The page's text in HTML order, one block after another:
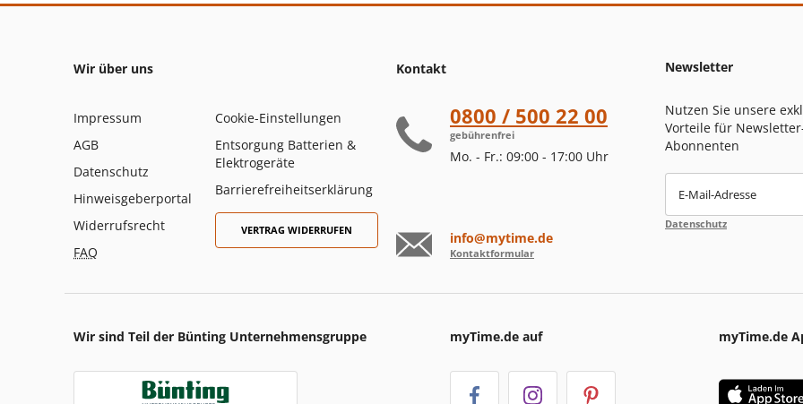
Wir über uns
Impressum
AGB
Datenschutz
Hinweisgeberportal
Widerrufsrecht
FAQ
Cookie-Einstellungen
Entsorgung Batterien &
Elektrogeräte
Barrierefreiheitserklärung
VERTRAG WIDERRUFEN
Kontakt
0800 / 500 22 00
gebührenfrei
Mo. - Fr.: 09:00 - 17:00 Uhr
info@mytime.de
Kontaktformular
Newsletter
Nutzen Sie unsere
Vorteile für
Abonnenten
E-Mail-Adresse
Datenschutz
Wir sind Teil der Bünting Unternehmensgruppe myTime.de auf myTime.de